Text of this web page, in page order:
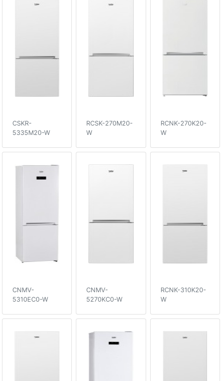
CSKR-
5335M20-W
RCSK-270M20-
W
RCNK-270K20-
W
CNMV-
5310EC0-W
CNMV-
5270KC0-W
RCNK-310K20-
W